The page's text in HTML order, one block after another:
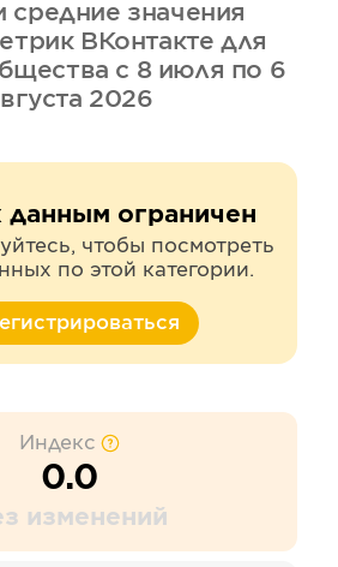
средние значения
ВКонтакте для
с 8 июля по 6
2026
данным ограничен
чтобы посмотреть
по этой категории.
Индекс
0.0
изменений